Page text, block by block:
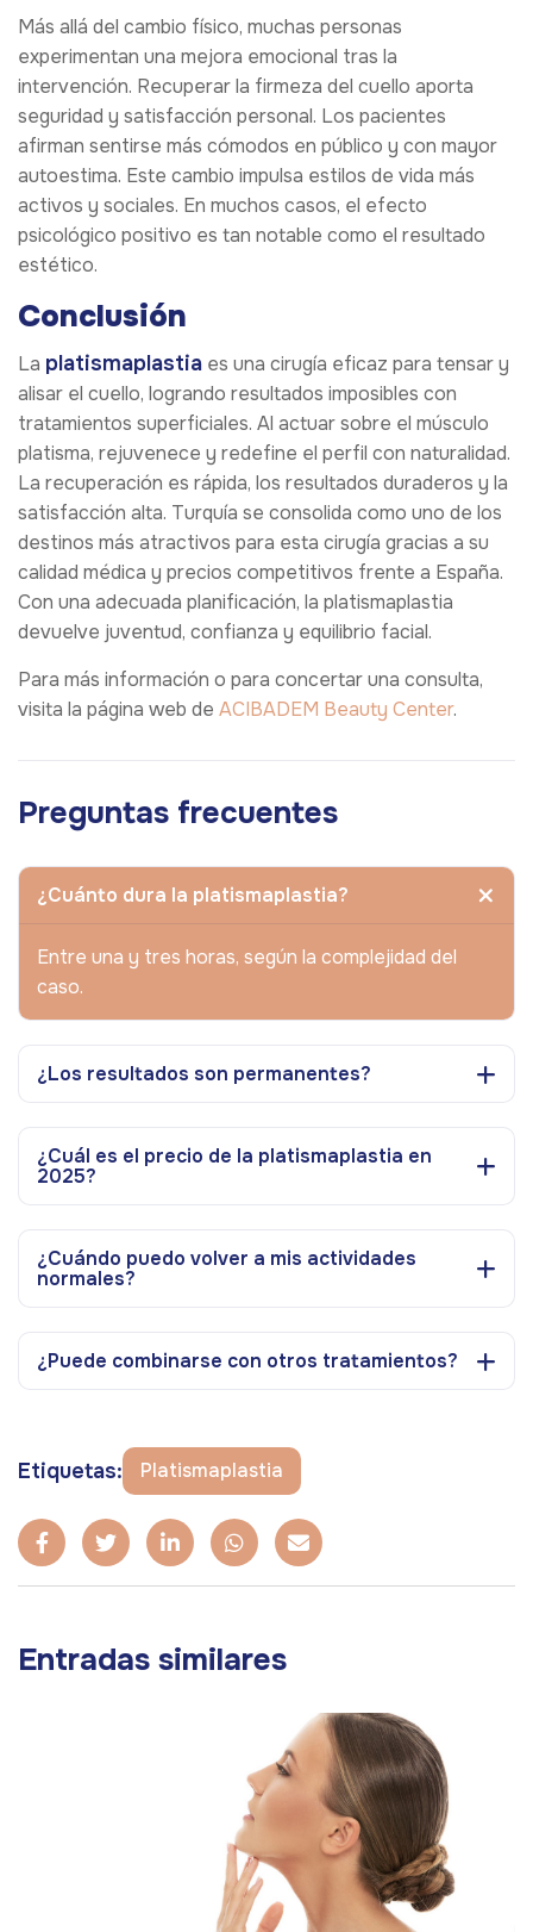
Más allá del cambio físico, muchas personas
experimentan una mejora emocional tras la
intervención. Recuperar la firmeza del cuello aporta
seguridad y satisfacción personal. Los pacientes
afirman sentirse más cómodos en público y con mayor
autoestima. Este cambio impulsa estilos de vida más
activos y sociales. En muchos casos, el efecto
psicológico positivo es tan notable como el resultado
estético.
Conclusión
La platismaplastia es una cirugía eficaz para tensar y
alisar el cuello, logrando resultados imposibles con
tratamientos superficiales. Al actuar sobre el músculo
platisma, rejuvenece y redefine el perfil con naturalidad.
La recuperación es rápida, los resultados duraderos y la
satisfacción alta. Turquía se consolida como uno de los
destinos más atractivos para esta cirugía gracias a su
calidad médica y precios competitivos frente a España.
Con una adecuada planificación, la platismaplastia
devuelve juventud, confianza y equilibrio facial.
Para más información o para concertar una consulta,
visita la página web de ACIBADEM Beauty Center.
Preguntas frecuentes
¿Cuánto dura la platismaplastia?
Entre una y tres horas, según la complejidad del
caso.
¿Los resultados son permanentes?
¿Cuál es el precio de la platismaplastia en
2025?
¿Cuándo puedo volver a mis actividades
normales?
¿Puede combinarse con otros tratamientos?
Etiquetas: Platismaplastia
Entradas similares